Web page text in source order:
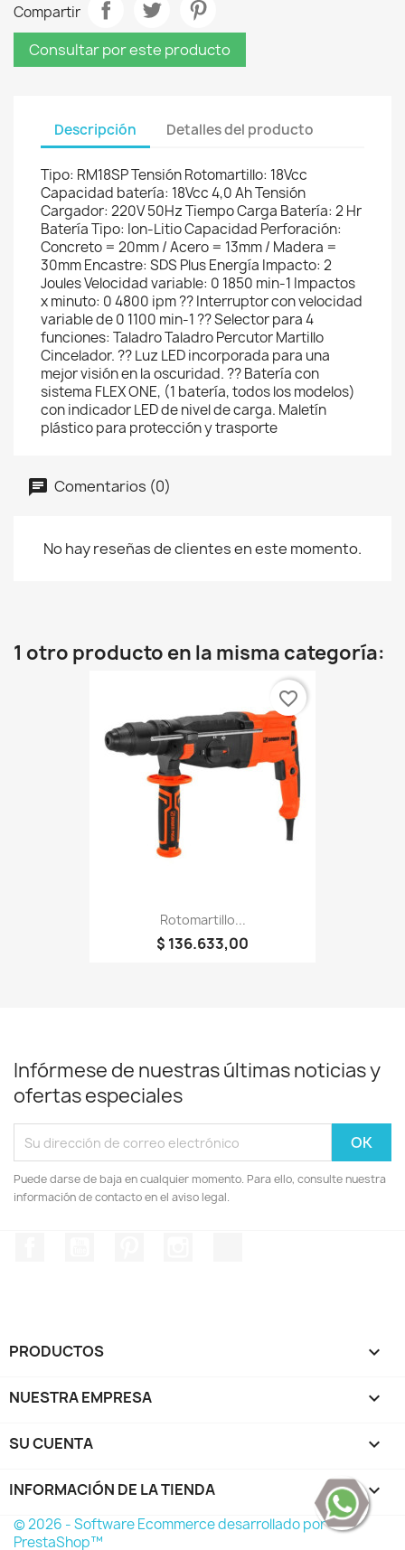
Compartir
Consultar por este producto
Descripción Detalles del producto
Tipo: RM18SP Tensión Rotomartillo: 18Vcc
Capacidad batería: 18Vcc 4,0 Ah Tensión
Cargador: 220V 50Hz Tiempo Carga Batería: 2 Hr
Batería Tipo: Ion-Litio Capacidad Perforación:
Concreto = 20mm / Acero = 13mm / Madera =
30mm Encastre: SDS Plus Energía Impacto: 2
Joules Velocidad variable: 0 1850 min-1 Impactos
x minuto: 0 4800 ipm ?? Interruptor con velocidad
variable de 0 1100 min-1 ?? Selector para 4
funciones: Taladro Taladro Percutor Martillo
Cincelador. ?? Luz LED incorporada para una
mejor visión en la oscuridad. ?? Batería con
sistema FLEX ONE, (1 batería, todos los modelos)
con indicador LED de nivel de carga. Maletín
plástico para protección y trasporte
Comentarios (0)
No hay reseñas de clientes en este momento.
1 otro producto en la misma categoría:
Rotomartillo...
$ 136.633,00
favorite_border
Infórmese de nuestras últimas noticias y
ofertas especiales
Puede darse de baja en cualquier momento. Para ello, consulte nuestra
información de contacto en el aviso legal.
PRODUCTOS 
NUESTRA EMPRESA 
SU CUENTA 
INFORMACIÓN DE LA TIENDA keyboard_arrow_down
© 2026 - Software Ecommerce desarrollado por
PrestaShop™